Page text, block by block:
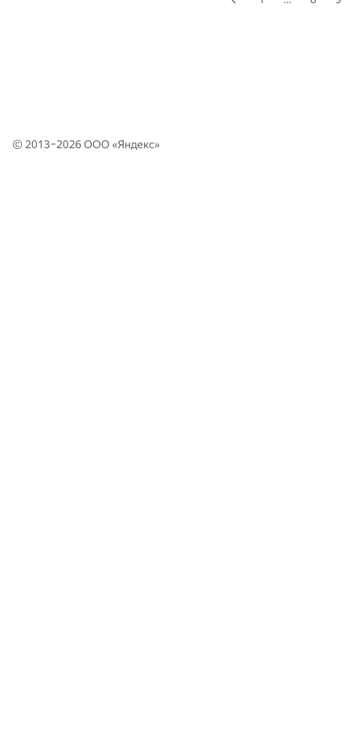
© 2013–2026 ООО «Яндекс»